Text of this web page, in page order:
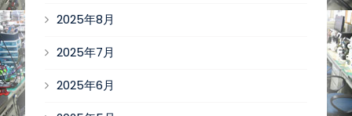
2025年8月
2025年7月
2025年6月